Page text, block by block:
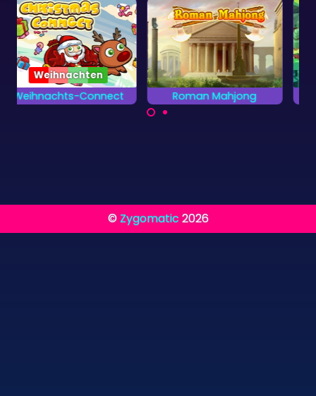
Roman Mahjong Entferne die Zahlen
© Zygomatic 2026